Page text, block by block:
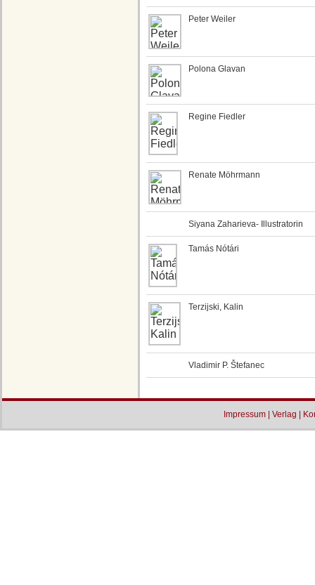
Peter Weiler
Polona Glavan
Regine Fiedler
Renate Möhrmann
Siyana Zaharieva- Illustratorin
Tamás Nótári
Terzijski, Kalin
Vladimir P. Štefanec
Impressum| Verlag